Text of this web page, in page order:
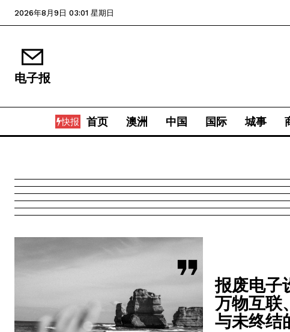
2026年8月9日 03:01 星期日
电子报
快报 首页 澳洲 中国 国际 城事
报废电子
万物互联
与未终结